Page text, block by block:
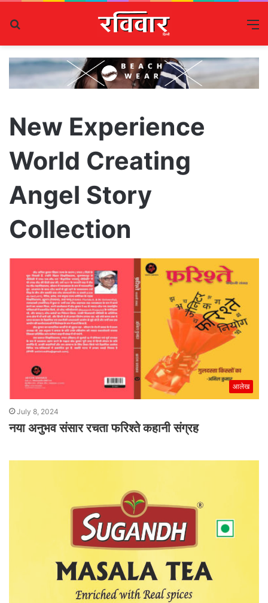
New Experience
World Creating
Angel Story
Collection
आलेख
July 8, 2024
नया अनुभव संसार रचता फरिश्ते कहानी संग्रह